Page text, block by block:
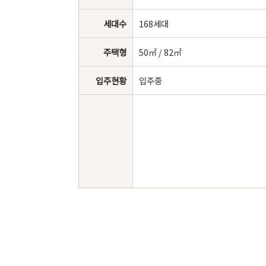
세대수 168세대
주택형 50㎡ / 82㎡
입주현황 입주중